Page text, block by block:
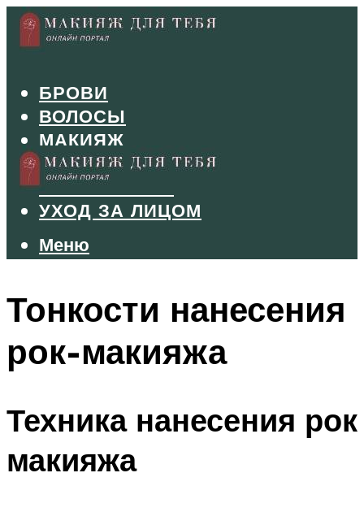
БРОВИ
ВОЛОСЫ
МАКИЯЖ
МАНИКЮР
ТУШЬ И ТЕНИ
УХОД ЗА ЛИЦОМ
Меню
Меню
Тонкости нанесения
рок-макияжа
Техника нанесения рок
макияжа